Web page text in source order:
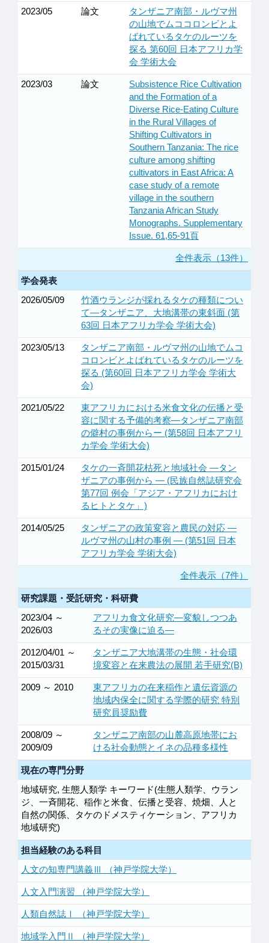
2023/05 論文
タンザニア南部・ルヴマ州
の山地でムココロンビとよ
ばれているタケのルーツを
探る 第60回 日本アフリカ学
会 学術大会
2023/03 論文
Subsistence Rice Cultivation
and the Formation of a
Diverse Rice-Eating Culture
in the Rural Villages of
Shifting Cultivators in
Southern Tanzania: The rice
culture among shifting
cultivators in East Africa: A
case study of a remote
village in the southern
Tanzania African Study
Monographs. Supplementary
Issue. 61,65-91頁
全件表示（13件）
学会発表
2026/05/09
竹酒ウランジが採れるタケの種類につい
て―タンザニア、大地溝帯の東斜面 (第
63回 日本アフリカ学会 学術大会)
2023/05/13
タンザニア南部・ルヴマ州の山地でムコ
コロンビとよばれているタケのルーツを
探る (第60回 日本アフリカ学会 学術大
会)
2021/05/22
東アフリカにおける米食文化の伝播と受
容に関する予備的考察―タンザニア南部
の僻村の事例からー (第58回 日本アフリ
カ学会 学術大会)
2015/01/24
タケの一斉開花枯死と地域社会 ―タン
ザニアの事例から ― (民族自然誌研究会
第77回 例会「アジア・アフリカにおけ
るヒトとタケ」)
2014/05/25
タンザニアの政策変容と農民の対応 ―
ルヴマ州の山村の事例 ― (第51回 日本
アフリカ学会 学術大会)
全件表示（7件）
研究課題・受託研究・科研費
2023/04 ～
2026/03
アフリカ食文化研究―変貌しつつあ
るその実像に迫る―
2012/04/01 ～
2015/03/31
タンザニア大地溝帯の生態・社会環
境変容と在来農法の展開 若手研究(B)
2009 ～ 2010
東アフリカの在来稲作と遺伝資源の
地域内保全に関する学際的研究 特別
研究員奨励費
2008/09 ～
2009/09
タンザニア南部の山麓高原地帯にお
ける社会動態とイネの品種多様性
現在の専門分野
地域研究, 生態人類学 キーワード(生態人類学、ウラン
ジ、一斉開花、稲作と米食、伝播と受容、焼畑、人と
自然の関係、タケのドメスティケーション、アフリカ
地域研究)
担当経験のある科目
人文の知専門講義Ⅲ （神戸学院大学）
人文入門演習 （神戸学院大学）
人類自然誌Ⅰ （神戸学院大学）
地域学入門Ⅱ （神戸学院大学）